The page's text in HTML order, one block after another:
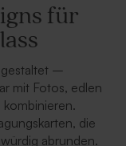
für
gestaltet –
mit Fotos, edlen
die
abrunden.